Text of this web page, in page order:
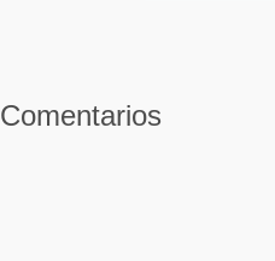
Comentarios